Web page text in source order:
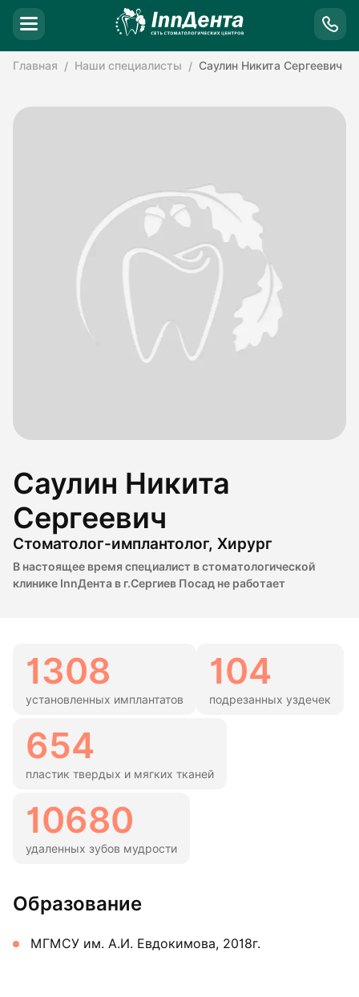
Главная Наши специалисты Саулин Никита Сергеевич
Саулин Никита
Сергеевич
Стоматолог-имплантолог, Хирург
В настоящее время специалист в стоматологической
клинике InnДента в г.Сергиев Посад не работает
1308
установленных имплантатов
104
подрезанных уздечек
654
пластик твердых и мягких тканей
10680
удаленных зубов мудрости
Образование
МГМСУ им. А.И. Евдокимова, 2018г.